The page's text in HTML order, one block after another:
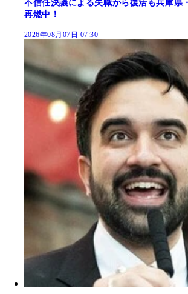
不信任決議による失職から復活も兵庫県
再燃中！
2026年08月07日 07:30